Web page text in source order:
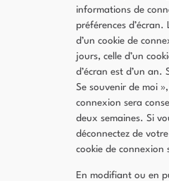
informations de
préférences d’écran.
d’un cookie de
jours, celle d’un
d’écran est d’un an.
Se souvenir de moi
connexion sera
deux semaines. Si
déconnectez de
cookie de connexion
En modifiant ou en